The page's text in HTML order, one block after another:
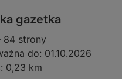
gazetka
84 strony
do: 01.10.2026
0,23 km